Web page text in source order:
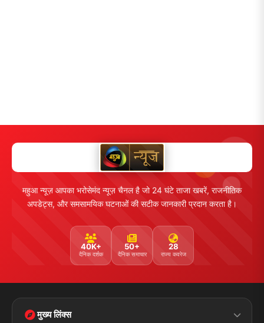
महुआ न्यूज़ आपका भरोसेमंद न्यूज़ चैनल है जो 24 घंटे ताजा खबरें, राजनीतिक
अपडेट्स, और समसामयिक घटनाओं की सटीक जानकारी प्रदान करता है।
40K+
दैनिक दर्शक
50+
दैनिक समाचार
28
राज्य कवरेज
मुख्य लिंक्स